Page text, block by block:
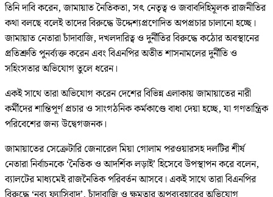
তিনি দাবি করেন, জামায়াত নৈতিকতা, সৎ নেতৃত্ব ও জবাবদিহিমূলক রাজনীতির
কথা বলছে বলেই তাদের বিরুদ্ধে উদ্দেশ্যপ্রণোদিত অপপ্রচার চালানো হচ্ছে।
জামায়াত নেতারা চাঁদাবাজি, দখলদারিত্ব ও দুর্নীতির বিরুদ্ধে কঠোর অবস্থানের
প্রতিশ্রুতি পুনর্ব্যক্ত করেন এবং বিএনপির অতীত শাসনামলের দুর্নীতি ও
সহিংসতার অভিযোগ তুলে ধরেন।
একই সাথে তারা অভিযোগ করেন দেশের বিভিন্ন এলাকায় জামায়াতের নারী
কর্মীদের শান্তিপূর্ণ প্রচার ও সাংগঠনিক কর্মকাণ্ডে বাধা দেয়া হচ্ছে, যা গণতান্ত্রিক
পরিবেশের জন্য উদ্বেগজনক।
জামায়াতের সেক্রেটারি জেনারেল মিয়া গোলাম পরওয়ারসহ দলটির শীর্ষ
নেতারা নির্বাচনকে ‘নৈতিক ও আদর্শিক লড়াই’ হিসেবে উপস্থাপন করে বলেন,
ব্যালটের মাধ্যমেই রাজনৈতিক পরিবর্তন আসবে। একই সাথে তারা বিএনপির